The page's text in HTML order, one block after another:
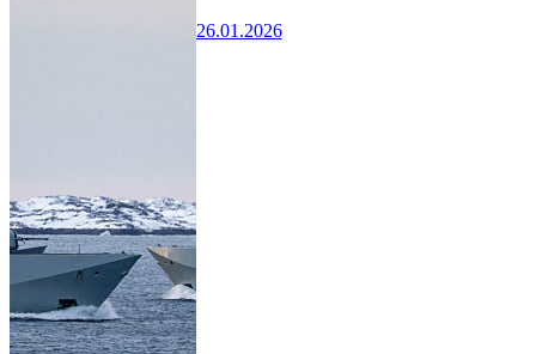
26.01.2026